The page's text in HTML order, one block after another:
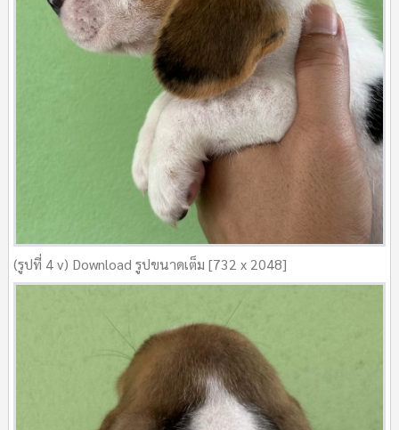
(รูปที่ 4 v) Download รูปขนาดเต็ม [732 x 2048]